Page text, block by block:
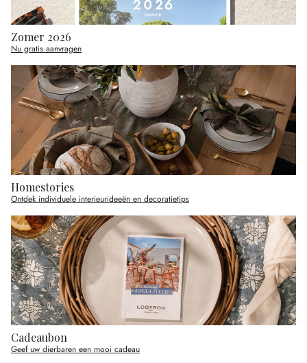
Zomer 2026
Nu gratis aanvragen
Homestories
Ontdek individuele interieurideeën en decoratietips
Cadeaubon
Geef uw dierbaren een mooi cadeau